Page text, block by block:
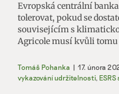
Evropská centrální
tolerovat, pokud se
souvisejícím s
Agricole musí kvůli
Tomáš Pohanka | 17. února
vykazování udržitelnosti,